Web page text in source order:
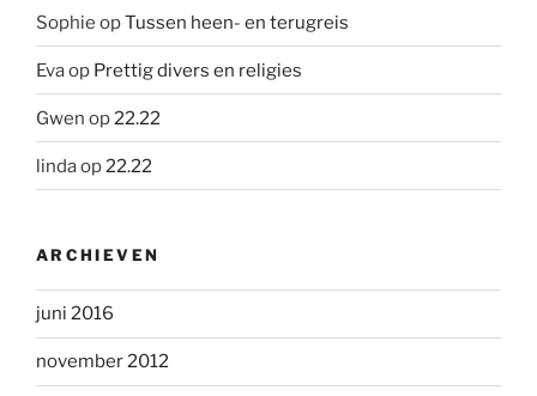
Sophie opTussen heen- en terugreis
Evaop Prettig divers en religies
Gwen op22.22
lindaop22.22
ARCHIEVEN
juni 2016
november 2012